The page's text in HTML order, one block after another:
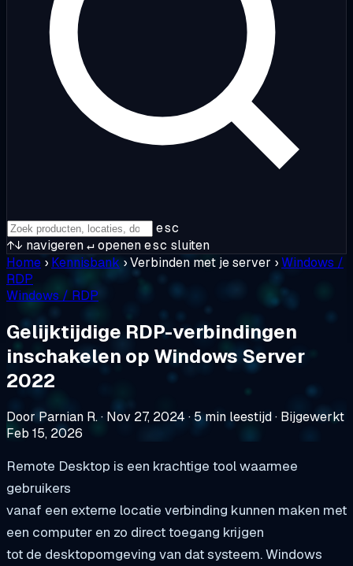
esc
↑↓ navigeren↵openenesc sluiten
Home › Kennisbank ›Verbinden met je server ›Windows /
RDP
Windows / RDP
Gelijktijdige RDP-verbindingen
inschakelen op Windows Server
2022
Door Parnian R.· Nov 27, 2024 · 5 min leestijd· Bijgewerkt
Feb 15, 2026
Remote Desktop is een krachtige tool waarmee
gebruikers
vanaf een externe locatie verbinding kunnen maken met
een computer en zo direct toegang krijgen
tot de desktopomgeving van dat systeem. Windows